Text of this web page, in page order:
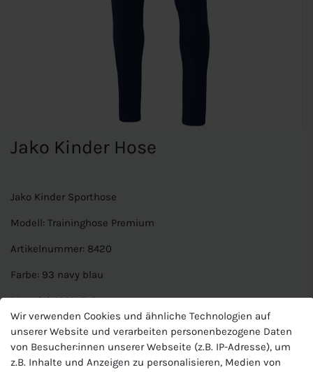
Jako Kinder Hose
Jako Kinder Sporthose
Modell: Traininghose Premium
Artikelnummer: 8420
Farbe: 93 navy blau
Material: 100% Polyester
Merkmale: Kinder Hose lang, funktionale Fußball und
Traininghose mit Gummizug und Seitentaschen, Keep Dry
Verarbeitung.
Wir verwenden Cookies und ähnliche Technologien auf
unserer Website und verarbeiten personenbezogene Daten
von Besucher:innen unserer Webseite (z.B. IP-Adresse), um
z.B. Inhalte und Anzeigen zu personalisieren, Medien von